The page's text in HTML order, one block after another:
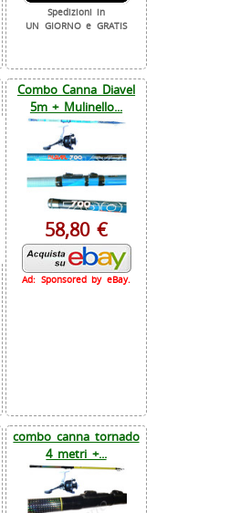
Spedizioni in
UN GIORNO e GRATIS
Combo Canna Diavel
5m + Mulinello...
58,80 €
Ad: Sponsored by eBay.
combo canna tornado
4 metri +...